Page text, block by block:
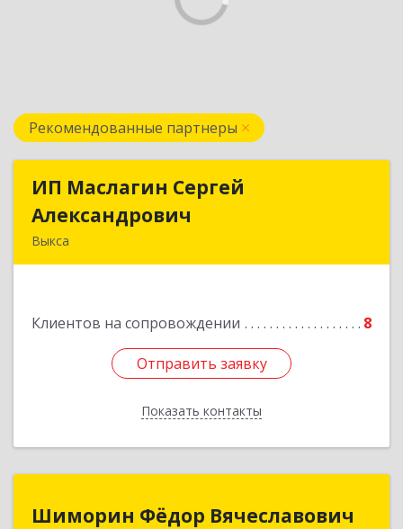
Рекомендованные партнеры
ИП Маслагин Сергей
Александрович
Выкса
Клиентов на сопровождении 8
Отправить заявку
Показать контакты
ИП Маслагин Сергей
Подробнее
Отправить заявку
Назад
Шиморин Фёдор Вячеславович
Шиморин Фёдор Вячеславович